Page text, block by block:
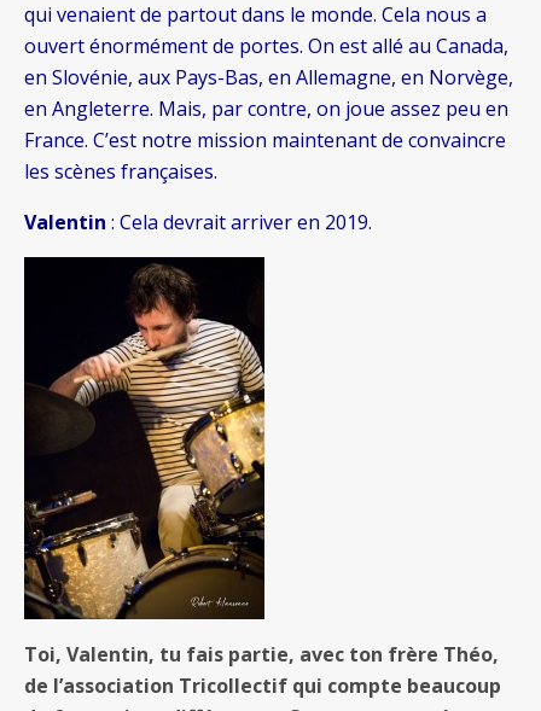
qui venaient de partout dans le monde. Cela nous a
ouvert énormément de portes. On est allé au Canada,
en Slovénie, aux Pays-Bas, en Allemagne, en Norvège,
en Angleterre. Mais, par contre, on joue assez peu en
France. C’est notre mission maintenant de convaincre
les scènes françaises.
Valentin : Cela devrait arriver en 2019.
Toi, Valentin, tu fais partie, avec ton frère Théo,
de l’association Tricollectif qui compte beaucoup